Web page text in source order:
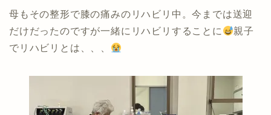
母もその整形で膝の痛みのリハビリ中。今までは送迎
だけだったのですが一緒にリハビリすることに
親子
でリハビリとは、、、